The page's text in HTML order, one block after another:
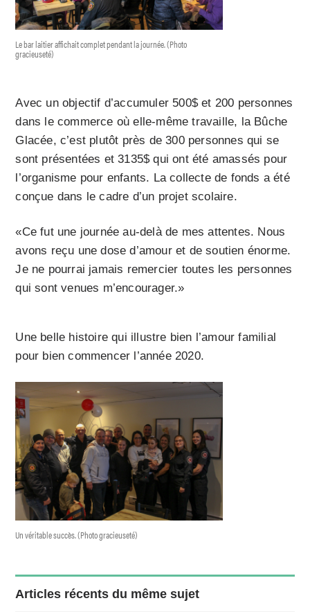
Le bar laitier affichait complet pendant la journée. (Photo
gracieuseté)
Avec un objectif d’accumuler 500$ et 200 personnes
dans le commerce où elle-même travaille, la Bûche
Glacée, c’est plutôt près de 300 personnes qui se
sont présentées et 3135$ qui ont été amassés pour
l’organisme pour enfants. La collecte de fonds a été
conçue dans le cadre d’un projet scolaire.
«Ce fut une journée au-delà de mes attentes. Nous
avons reçu une dose d’amour et de soutien énorme.
Je ne pourrai jamais remercier toutes les personnes
qui sont venues m’encourager.»
Une belle histoire qui illustre bien l’amour familial
pour bien commencer l’année 2020.
Un véritable succès. (Photo gracieuseté)
Articles récents du même sujet